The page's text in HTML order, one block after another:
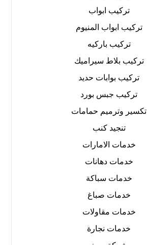
تركيب ابواب
تركيب ابواب المنيوم
تركيب باركيه
تركيب بلاط سيراميك
تركيب بوابات حديد
تركيب جبس بورد
تكسير وترميم حمامات
تنجيد كنب
خدمات الامارات
خدمات دهانات
خدمات سباكة
خدمات صباغ
خدمات مقاولات
خدمات نجارة